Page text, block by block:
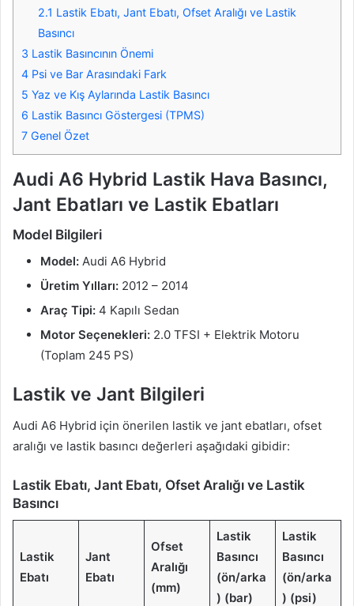
2.1 Lastik Ebatı, Jant Ebatı, Ofset Aralığı ve Lastik
Basıncı
3 Lastik Basıncının Önemi
4 Psi ve Bar Arasındaki Fark
5 Yaz ve Kış Aylarında Lastik Basıncı
6 Lastik Basıncı Göstergesi (TPMS)
7 Genel Özet
Audi A6 Hybrid Lastik Hava Basıncı,
Jant Ebatları ve Lastik Ebatları
Model Bilgileri
Model: Audi A6 Hybrid
Üretim Yılları: 2012 – 2014
Araç Tipi: 4 Kapılı Sedan
Motor Seçenekleri: 2.0 TFSI + Elektrik Motoru
(Toplam 245 PS)
Lastik ve Jant Bilgileri
Audi A6 Hybrid için önerilen lastik ve jant ebatları, ofset
aralığı ve lastik basıncı değerleri aşağıdaki gibidir:
Lastik Ebatı, Jant Ebatı, Ofset Aralığı ve Lastik
Basıncı
Lastik
Ebatı
Jant
Ebatı
Ofset
Aralığı
(mm)
Lastik
Basıncı
(ön/arka
) (bar)
Lastik
Basıncı
(ön/arka
) (psi)